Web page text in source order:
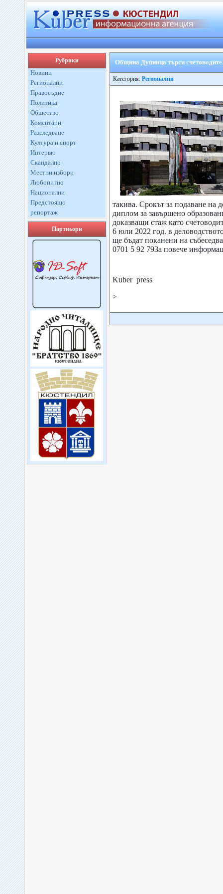
Рубрики
Новини
Регионални
Правосъдие
Политика
Общество
Коментари
Разследване
Култура и спорт
Интервю
Скандално
Местни избори
Любопитно
Национални
Предстоящо
репортаж
Партньори
Община Дупница търси
Категория: Регионални
такива. Срокът за подаване на
диплом за завършено
доказващи стаж като
6 юли 2022 год. в
ще бъдат поканени на
0701 5 92 79За повече
Kuber press
>